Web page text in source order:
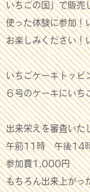
いちごの国」で販売
使った体験に参加！
お楽しみください
いちごケーキトッピ
６号のケーキにいち
出来栄えを審査いた
午前11時 午後14
参加費1,000円
もちろん出来上がっ